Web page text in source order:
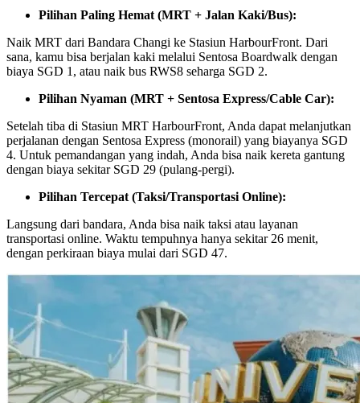
Pilihan Paling Hemat (MRT + Jalan Kaki/Bus):
Naik MRT dari Bandara Changi ke Stasiun HarbourFront. Dari
sana, kamu bisa berjalan kaki melalui Sentosa Boardwalk dengan
biaya SGD 1, atau naik bus RWS8 seharga SGD 2.
Pilihan Nyaman (MRT + Sentosa Express/Cable Car):
Setelah tiba di Stasiun MRT HarbourFront, Anda dapat melanjutkan
perjalanan dengan Sentosa Express (monorail) yang biayanya SGD
4. Untuk pemandangan yang indah, Anda bisa naik kereta gantung
dengan biaya sekitar SGD 29 (pulang-pergi).
Pilihan Tercepat (Taksi/Transportasi Online):
Langsung dari bandara, Anda bisa naik taksi atau layanan
transportasi online. Waktu tempuhnya hanya sekitar 26 menit,
dengan perkiraan biaya mulai dari SGD 47.